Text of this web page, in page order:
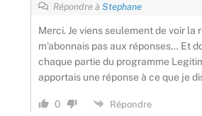
Répondre àStephane
Merci. Je viens seulement de voir la
m’abonnais pas aux réponses… Et
chaque partie du programme
apportais une réponse à ce que je
0 Répondre